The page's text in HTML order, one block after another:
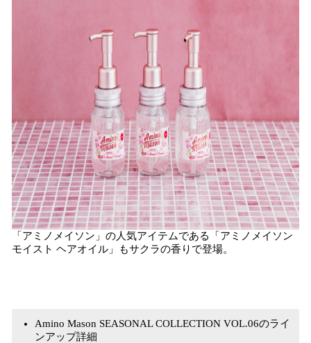
「アミノメイソン」の人気アイテムである「アミノメイソン
モイスト ヘアオイル」もサクラの香りで登場。
Amino Mason SEASONAL COLLECTION VOL.06のライ
ンアップ詳細